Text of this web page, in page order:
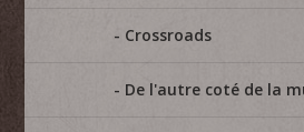
Crossroads
De l'autre coté de la